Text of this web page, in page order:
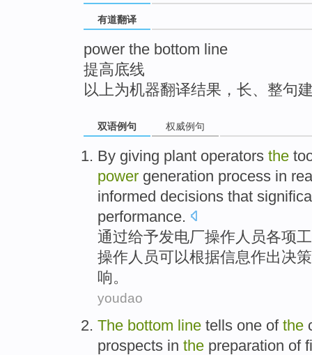
有道翻译
power the bottom line
提高底线
以上为机器翻译结果，长、整句
双语例句 权威例句
By giving plant operators the
power generation process in
informed decisions that
performance.
通过给予发电厂操作 人员各项
操作人员可以根据信息作出决
响。
youdao
The bottom line tells one of the
prospects in the preparation of